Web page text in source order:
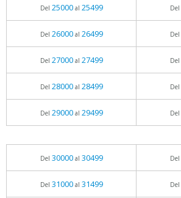
Del 25000al 25499 Del
Del 26000al 26499 Del
Del 27000al 27499 Del
Del 28000al 28499 Del
Del 29000al 29499 Del
Del 30000al 30499 Del
Del 31000al 31499 Del